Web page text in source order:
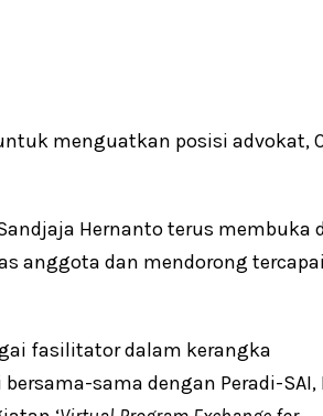
menguatkan posisi advokat,
Hernanto terus membuka
anggota dan mendorong
fasilitator dalam kerangka
bersama-sama dengan Peradi-SAI,